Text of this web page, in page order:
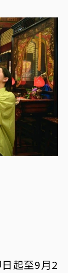
起至9月2